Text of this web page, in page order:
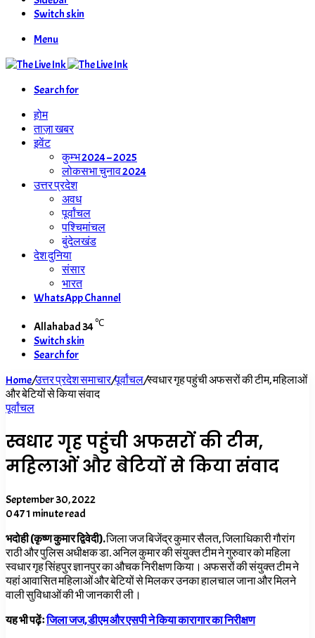
Switch skin
Menu
Search for
होम
ताज़ा खबर
इवेंट
कुम्भ 2024 – 2025
लोकसभा चुनाव 2024
उत्तर प्रदेश
अवध
पूर्वांचल
पश्चिमांचल
बुंदेलखंड
देश दुनिया
संसार
भारत
WhatsApp Channel
Allahabad34℃
Switch skin
Search for
Home/उत्तर प्रदेश समाचार/पूर्वांचल/स्वधार गृह पहुंची अफसरों की टीम, महिलाओं
और बेटियों से किया संवाद
पूर्वांचल
स्वधार गृह पहुंची अफसरों की टीम,
महिलाओं और बेटियों से किया संवाद
September 30, 2022
0471 minute read
भदोही (कृष्ण कुमार द्विवेदी).जिला जज बिजेंद्र कुमार सैलत, जिलाधिकारी गौरांग
राठी और पुलिस अधीक्षक डा. अनिल कुमार की संयुक्त टीम ने गुरुवार को महिला
स्वधार गृह सिंहपुर ज्ञानपुर का औचक निरीक्षण किया। अफसरों की संयुक्त टीम ने
यहां आवासित महिलाओं और बेटियों से मिलकर उनका हालचाल जाना और मिलने
वाली सुविधाओं की भी जानकारी ली।
यह भी पढ़ेंःजिला जज, डीएम और एसपी ने किया कारागार का निरीक्षण